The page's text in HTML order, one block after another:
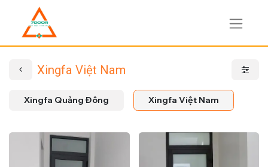
Xingfa Việt Nam
Xingfa Quảng Đông Xingfa Việt Nam